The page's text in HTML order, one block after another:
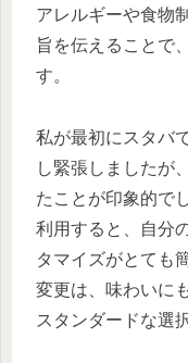
アレルギーや食物
旨を伝えることで
す。
私が最初にスタバ
し緊張しましたが
たことが印象的で
利用すると、自分
タマイズがとても
変更は、味わいに
スタンダードな選